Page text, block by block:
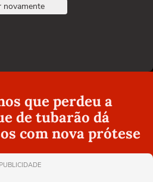
novamente
que perdeu a
de tubarão dá
com nova prótese
PUBLICIDADE